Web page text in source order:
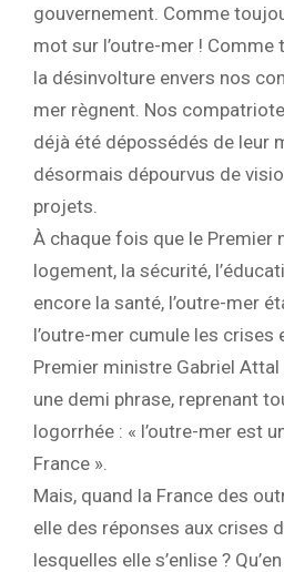
gouvernement. Comme
mot sur l’outre-mer !
la désinvolture envers nos
mer règnent. Nos
déjà été dépossédés de leur
désormais dépourvus de
projets.
À chaque fois que le Premier
logement, la sécurité,
encore la santé, l’outre-mer
l’outre-mer cumule les crises
Premier ministre Gabriel Attal
une demi phrase, reprenant
logorrhée : « l’outre-mer est
France ».
Mais, quand la France des
elle des réponses aux crises
lesquelles elle s’enlise ?